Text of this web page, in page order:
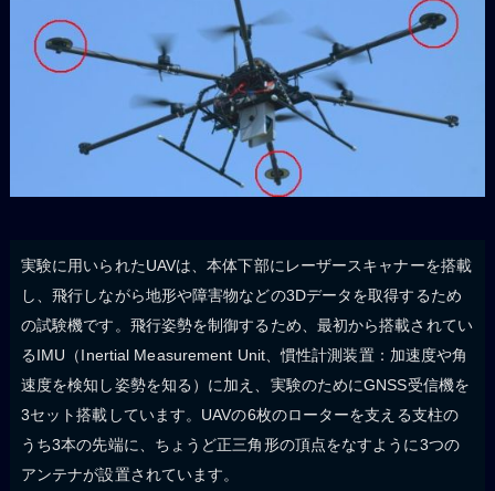
実験に用いられたUAVは、本体下部にレーザースキャナーを搭載
し、飛行しながら地形や障害物などの3Dデータを取得するため
の試験機です。飛行姿勢を制御するため、最初から搭載されてい
るIMU（Inertial Measurement Unit、慣性計測装置：加速度や角
速度を検知し姿勢を知る）に加え、実験のためにGNSS受信機を
3セット搭載しています。UAVの6枚のローターを支える支柱の
うち3本の先端に、ちょうど正三角形の頂点をなすように3つの
アンテナが設置されています。